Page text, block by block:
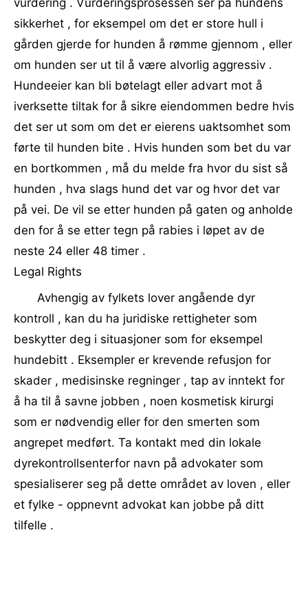
vurdering . Vurderingsprosessen ser på hundens
sikkerhet , for eksempel om det er store hull i
gården gjerde for hunden å rømme gjennom , eller
om hunden ser ut til å være alvorlig aggressiv .
Hundeeier kan bli bøtelagt eller advart mot å
iverksette tiltak for å sikre eiendommen bedre hvis
det ser ut som om det er eierens uaktsomhet som
førte til hunden bite . Hvis hunden som bet du var
en bortkommen , må du melde fra hvor du sist så
hunden , hva slags hund det var og hvor det var
på vei. De vil se etter hunden på gaten og anholde
den for å se etter tegn på rabies i løpet av de
neste 24 eller 48 timer .
Legal Rights
Avhengig av fylkets lover angående dyr
kontroll , kan du ha juridiske rettigheter som
beskytter deg i situasjoner som for eksempel
hundebitt . Eksempler er krevende refusjon for
skader , medisinske regninger , tap av inntekt for
å ha til å savne jobben , noen kosmetisk kirurgi
som er nødvendig eller for den smerten som
angrepet medført. Ta kontakt med din lokale
dyrekontrollsenterfor navn på advokater som
spesialiserer seg på dette området av loven , eller
et fylke - oppnevnt advokat kan jobbe på ditt
tilfelle .